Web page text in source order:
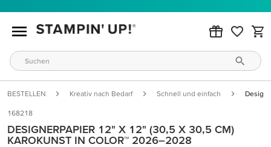
BESTELLEN Kreativ nach Bedarf Schnell und einfach
168218
DESIGNERPAPIER 12" X 12" (30,5 X 30,5 CM)
KAROKUNST IN COLOR™ 2026–2028